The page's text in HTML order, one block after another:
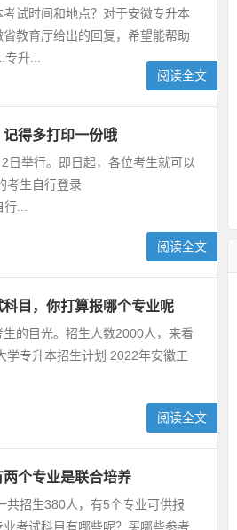
试时间和地点？对于安徽专升本
教育厅给出的回复，希望能帮助
升...
阅读全文
得多打印一份哦
日举行。即日起，各位考生就可以
考生自行登录
...
阅读全文
目，你打算报哪个专业呢
的目光。招生人数2000人，来看
学专升本招生计划 2022年安徽工
阅读全文
个专业是联合培养
共招生380人，有5个专业可供报
考试科目有哪些呢？买哪些参考